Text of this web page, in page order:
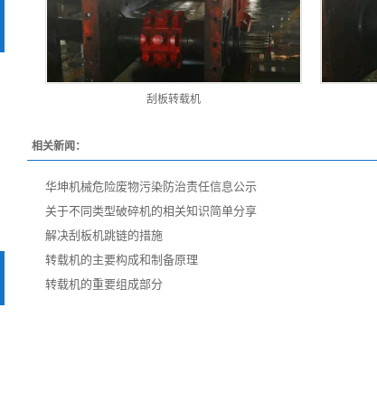
刮板转载机
相关新闻：
华坤机械危险废物污染防治责任信息公示
关于不同类型破碎机的相关知识简单分享
解决刮板机跳链的措施
转载机的主要构成和制备原理
转载机的重要组成部分